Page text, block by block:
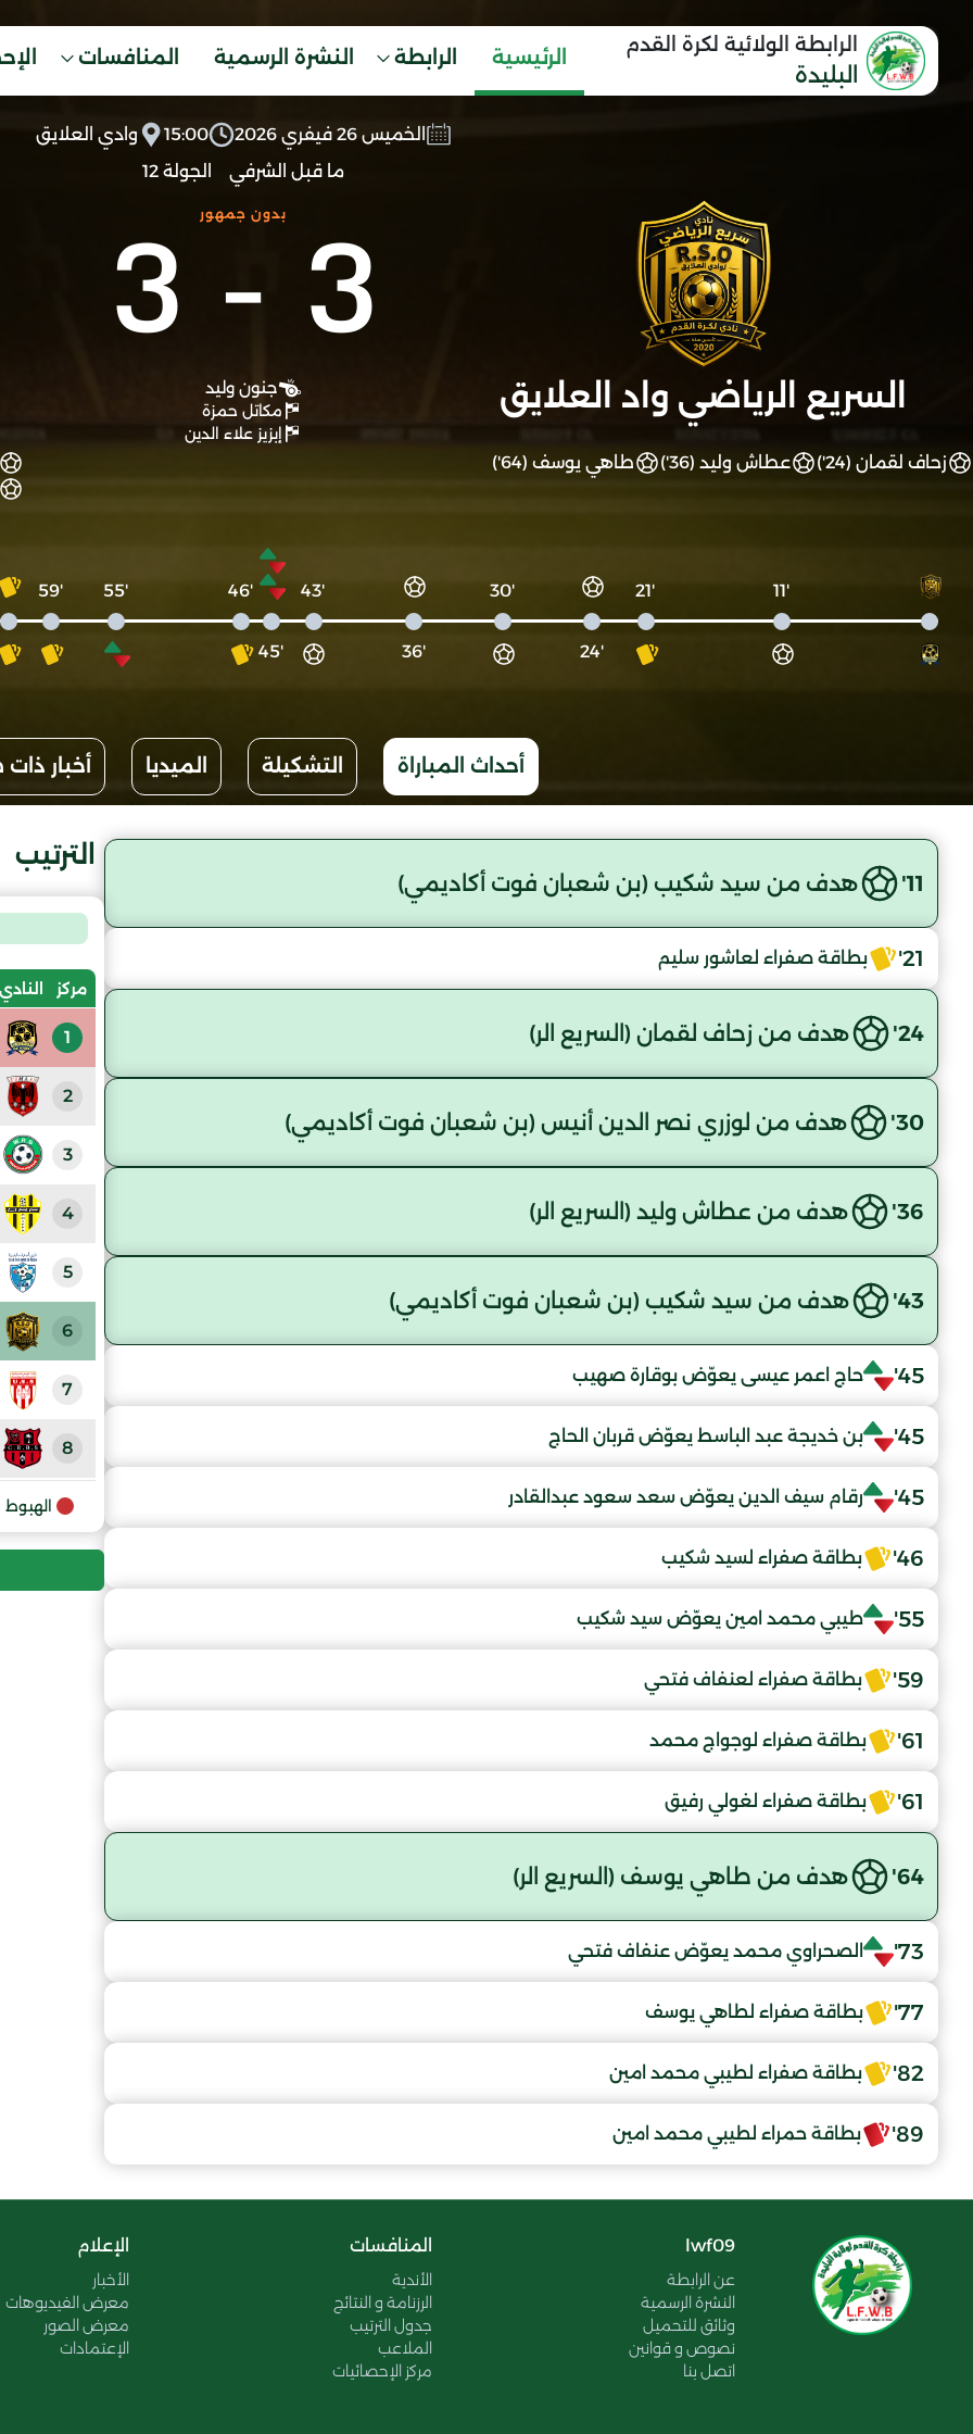
الرابطة الولائية لكرة القدم
البليدة
الرئيسية الرابطة النشرة الرسمية المنافسات
الخميس 26 فيفري 2026 15:00
وادي العلايق
ما قبل الشرفي
الجولة 12
السريع الرياضي واد العلايق
3
-
3 بدون جمهور
جنون وليد
مكاتل حمزة
إبزيز علاء الدين
زحاف لقمان (24') عطاش وليد (36') طاهي يوسف (64')
'11
'21
'24
'30
'36
'43
'45
'46
'55
'59
أحداث المباراة التشكيلة الميديا أخبار
11' هدف من سيد شكيب (بن شعبان فوت أكاديمي)
21' بطاقة صفراء لعاشور سليم
24' هدف من زحاف لقمان (السريع الر)
30' هدف من لوزري نصر الدين أنيس (بن شعبان فوت أكاديمي)
36' هدف من عطاش وليد (السريع الر)
43' هدف من سيد شكيب (بن شعبان فوت أكاديمي)
45' حاج اعمر عيسى يعوّض بوقارة صهيب
45' بن خديجة عبد الباسط يعوّض قربان الحاج
45' رقام سيف الدين يعوّض سعد سعود عبدالقادر
46' بطاقة صفراء لسيد شكيب
55' طيبي محمد امين يعوّض سيد شكيب
59' بطاقة صفراء لعنفاف فتحي
61' بطاقة صفراء لوجواج محمد
61' بطاقة صفراء لغولي رفيق
64' هدف من طاهي يوسف (السريع الر)
73' الصحراوي محمد يعوّض عنفاف فتحي
77' بطاقة صفراء لطاهي يوسف
82' بطاقة صفراء لطيبي محمد امين
89' بطاقة حمراء لطيبي محمد امين
الترتيب
مركز النادي
1
2
3
4
5
6
7
8
9 الهبوط
lwf09
عن الرابطة
النشرة الرسمية
وثائق للتحميل
نصوص و قوانين
اتصل بنا
المنافسات
الأندية
الرزنامة و النتائج
جدول الترتيب
الملاعب
مركز الإحصائيات
الإعلام
الأخبار
معرض الفيديوهات
معرض الصور
الإعتمادات